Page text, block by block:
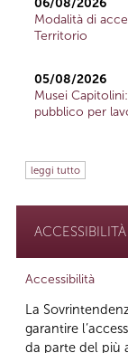
Modalità di
Territorio
05/08/2026
Musei
pubblico per
leggi tutto
ACCESSIBILITÀ
Accessibilità
La
garantire
da parte del più